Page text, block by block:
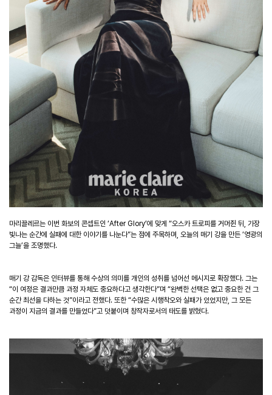
마리끌레르는 이번 화보의 콘셉트인 ‘After Glory’에 맞게 “오스카 트로피를 거머쥔 뒤 가장
빛나는 순간에 실패에 대한 이야기를 나눈다”는 점에 주목하며 오늘의 매기 강을 만든 ‘영광의
그늘’을 조명했다.
매기 강 감독은 인터뷰를 통해 수상의 의미를 개인의 성취를 넘어선 메시지로 확장했다. 그는
“이 여정은 결과만큼 과정 자체도 중요하다고 생각한다”며 “완벽한 선택은 없고 중요한 건 그
순간 최선을 다하는 것”이라고 전했다. 또한 “수많은 시행착오와 실패가 있었지만, 그 모든
과정이 지금의 결과를 만들었다”고 덧붙이며 창작자로서의 태도를 밝혔다.